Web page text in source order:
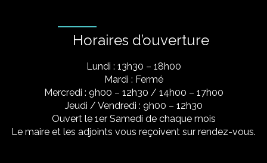
Horaires d’ouverture
Lundi : 13h30 – 18h00
Mardi : Fermé
Mercredi : 9h00 – 12h30 / 14h00 – 17h00
Jeudi / Vendredi : 9h00 – 12h30
Ouvert le 1er Samedi de chaque mois
Le maire et les adjoints vous reçoivent sur rendez-vous.